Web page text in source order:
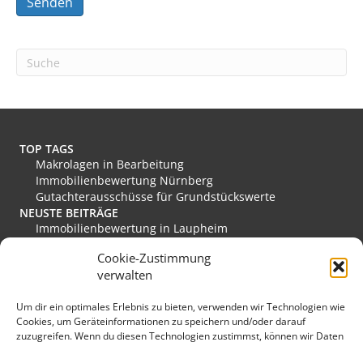
Cookie-Zustimmung
verwalten
Um dir ein optimales Erlebnis zu bieten, verwenden wir Technologien wie
Cookies, um Geräteinformationen zu speichern und/oder darauf
zuzugreifen. Wenn du diesen Technologien zustimmst, können wir Daten
l
e
n
tTOP TAGS
Makrolagen in Bearbeitung
Immobilienbewertung Nürnberg
Gutachterausschüsse für Grundstückswerte
NEUSTE BEITRÄGE
Immobilienbewertung in Laupheim
Immobilienbewertung in Edewecht
Immobilienbewertung in Stadthagen
Immobilienbewertung in Eislingen/Fils
MEINE FAVORITEN